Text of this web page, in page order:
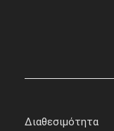
Διαθεσιμότητα